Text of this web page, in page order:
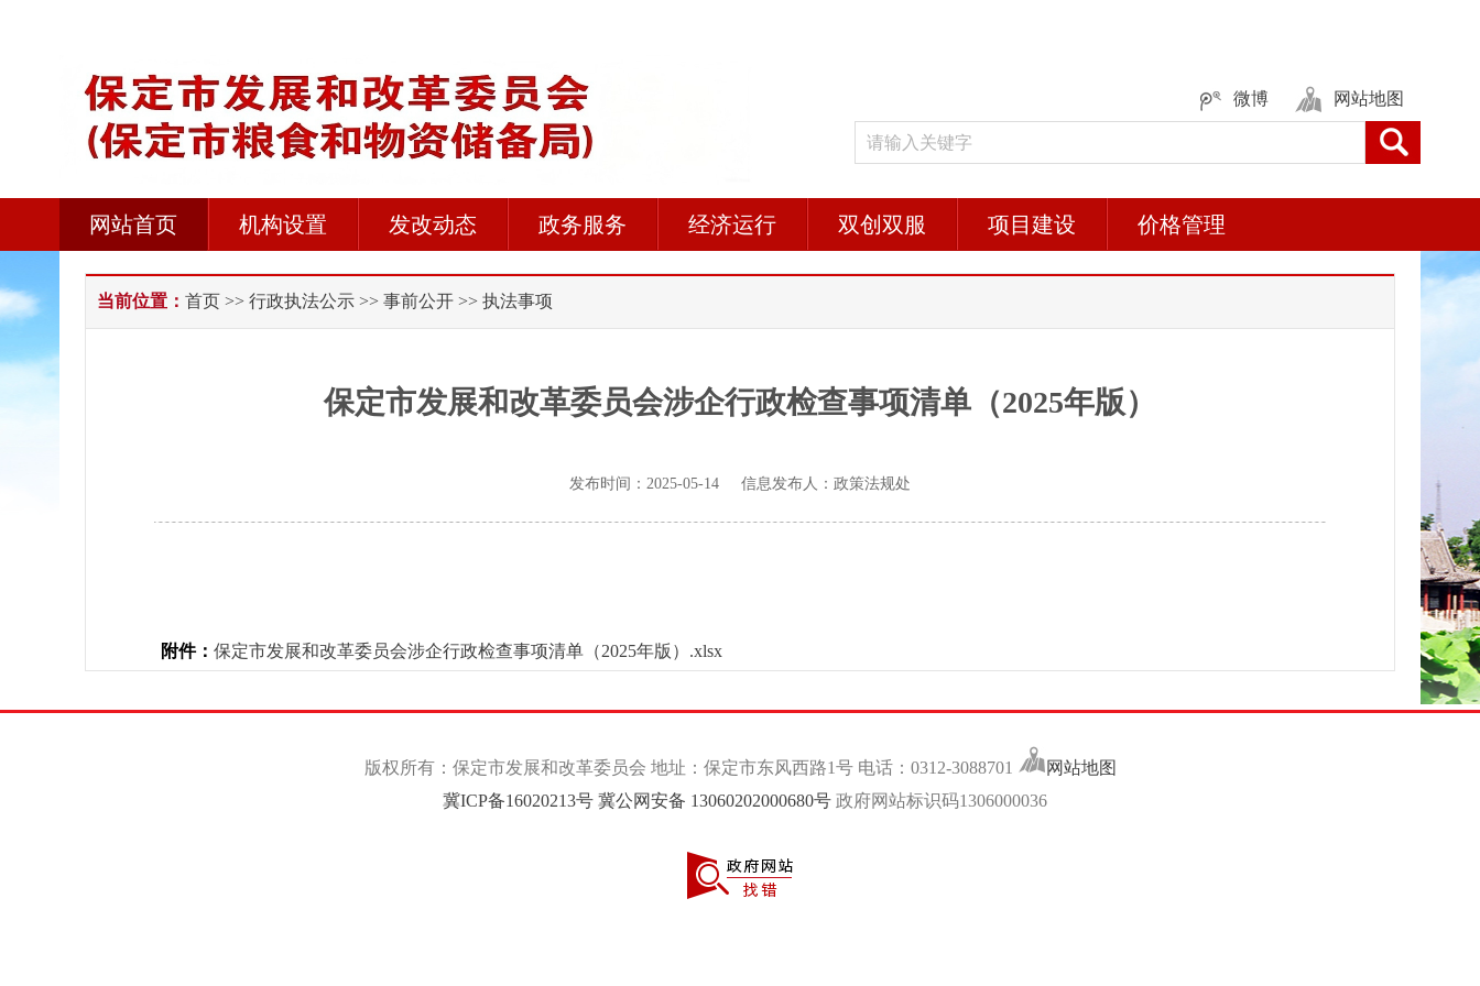
微博 网站地图
网站首页 机构设置 发改动态 政务服务 经济运行 双创双服 项目建设 价格管理
当前位置： 首页 >> 行政执法公示 >> 事前公开 >> 执法事项
保定市发展和改革委员会涉企行政检查事项清单（2025年版）
发布时间：2025-05-14 信息发布人：政策法规处
附件： 保定市发展和改革委员会涉企行政检查事项清单（2025年版）.xlsx
版权所有：保定市发展和改革委员会 地址：保定市东风西路1号 电话：0312-3088701
网站地图
冀ICP备16020213号 冀公网安备 13060202000680号政府网站标识码1306000036